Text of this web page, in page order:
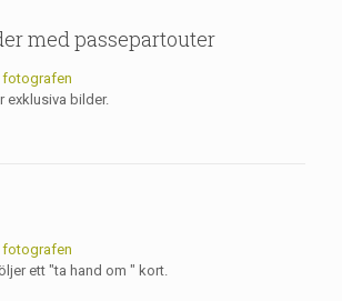
med passepartouter
exklusiva bilder.
ett "ta hand om " kort.